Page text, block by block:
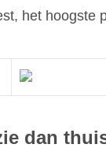
het hoogste
dan